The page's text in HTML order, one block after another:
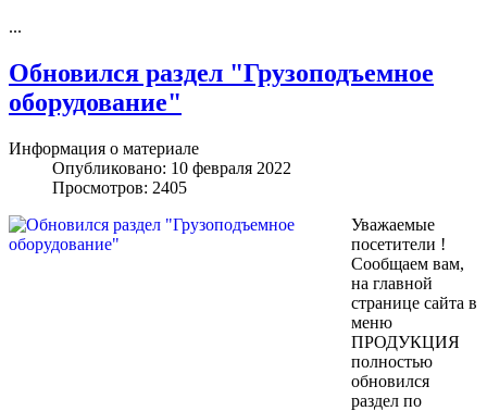
...
Обновился раздел "Грузоподъемное
оборудование"
Информация о материале
Опубликовано: 10 февраля 2022
Просмотров: 2405
Уважаемые
посетители !
Сообщаем вам,
на главной
странице сайта в
меню
ПРОДУКЦИЯ
полностью
обновился
раздел по